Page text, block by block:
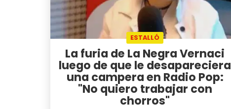
ESTALLÓ
La furia de La Negra Vernaci
luego de que le desapareciera
una campera en Radio Pop:
"No quiero trabajar con
chorros"